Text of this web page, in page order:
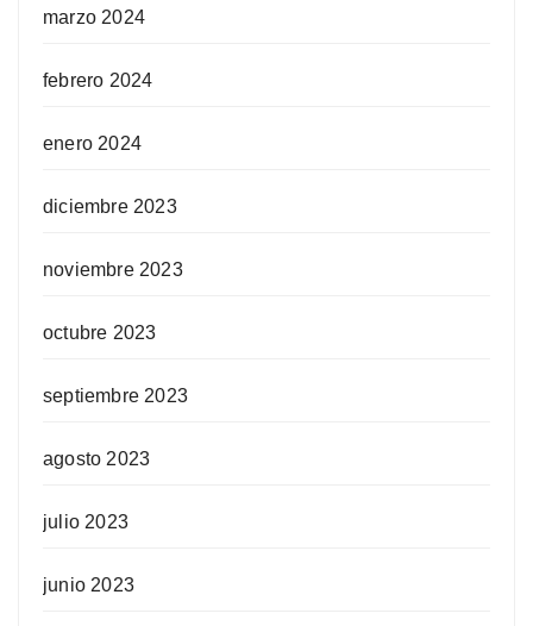
marzo 2024
febrero 2024
enero 2024
diciembre 2023
noviembre 2023
octubre 2023
septiembre 2023
agosto 2023
julio 2023
junio 2023